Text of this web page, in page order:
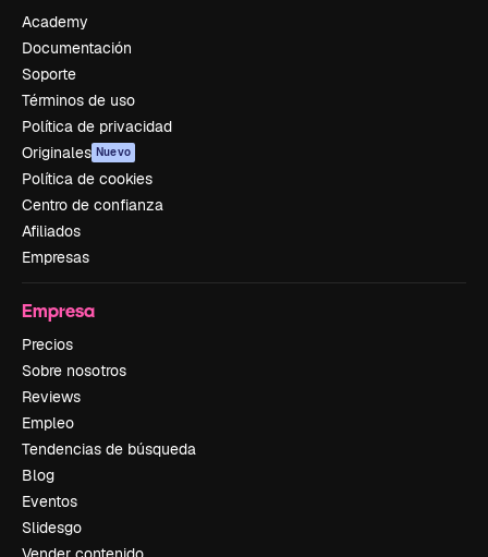
Academy
Documentación
Soporte
Términos de uso
Política de privacidad
Originales Nuevo
Política de cookies
Centro de confianza
Afiliados
Empresas
Empresa
Precios
Sobre nosotros
Reviews
Empleo
Tendencias de búsqueda
Blog
Eventos
Slidesgo